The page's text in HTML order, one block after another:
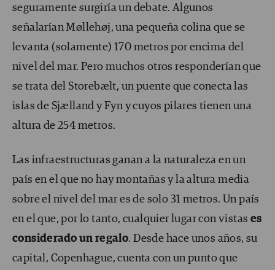
seguramente surgiría un debate. Algunos
señalarían Møllehøj, una pequeña colina que se
levanta (solamente) 170 metros por encima del
nivel del mar. Pero muchos otros responderían que
se trata del Storebælt, un puente que conecta las
islas de Sjælland y Fyn y cuyos pilares tienen una
altura de 254 metros.
Las infraestructuras ganan a la naturaleza en un
país en el que no hay montañas y la altura media
sobre el nivel del mar es de solo 31 metros. Un país
en el que, por lo tanto, cualquier lugar con vistas es
considerado un regalo. Desde hace unos años, su
capital, Copenhague, cuenta con un punto que